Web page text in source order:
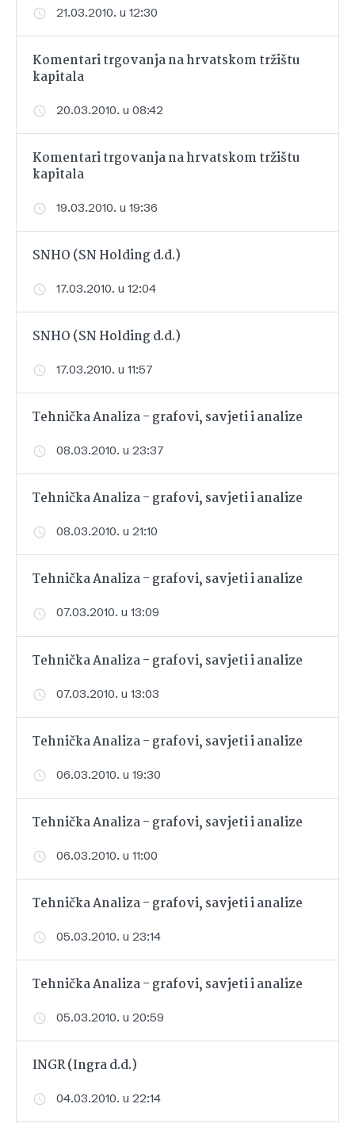
21.03.2010. u 12:30
Komentari trgovanja na hrvatskom tržištu
kapitala
20.03.2010. u 08:42
Komentari trgovanja na hrvatskom tržištu
kapitala
19.03.2010. u 19:36
SNHO (SN Holding d.d.)
17.03.2010. u 12:04
SNHO (SN Holding d.d.)
17.03.2010. u 11:57
Tehnička Analiza - grafovi, savjeti i analize
08.03.2010. u 23:37
Tehnička Analiza - grafovi, savjeti i analize
08.03.2010. u 21:10
Tehnička Analiza - grafovi, savjeti i analize
07.03.2010. u 13:09
Tehnička Analiza - grafovi, savjeti i analize
07.03.2010. u 13:03
Tehnička Analiza - grafovi, savjeti i analize
06.03.2010. u 19:30
Tehnička Analiza - grafovi, savjeti i analize
06.03.2010. u 11:00
Tehnička Analiza - grafovi, savjeti i analize
05.03.2010. u 23:14
Tehnička Analiza - grafovi, savjeti i analize
05.03.2010. u 20:59
INGR (Ingra d.d.)
04.03.2010. u 22:14